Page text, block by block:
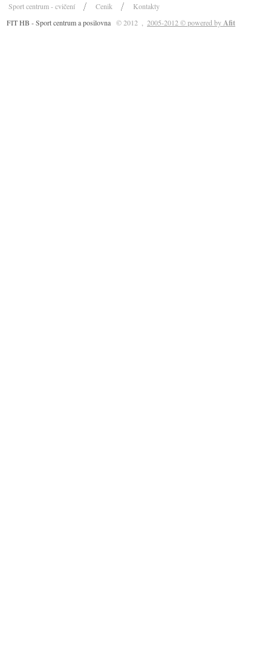
Sport centrum - cvičení Cenik
Kontakty
FIT HB - Sport centrum a posilovna © 2012 2005-2012 © powered byAfit